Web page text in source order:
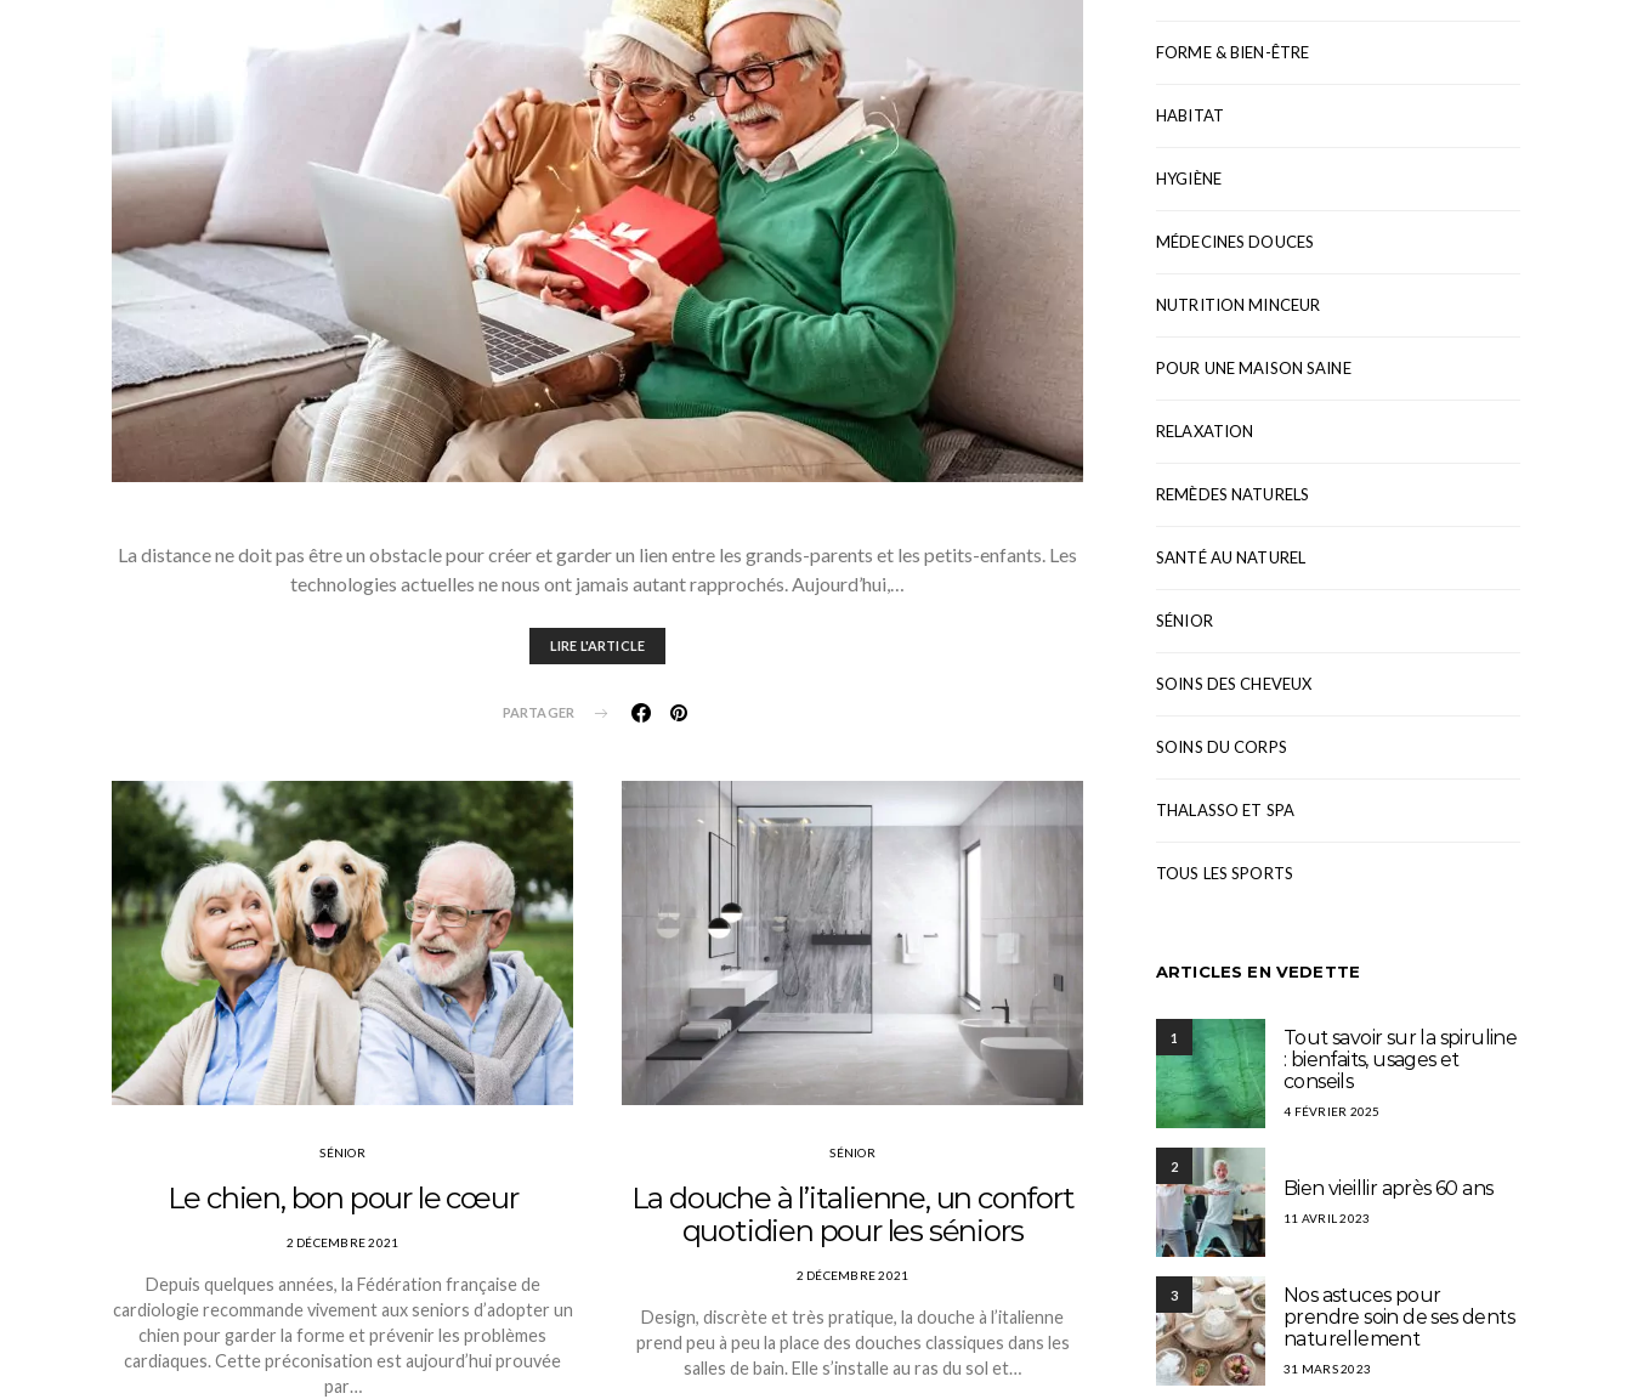
La distance ne doit pas être un obstacle pour créer et garder un lien entre les grands-parents et les petits-enfants. Les
technologies actuelles ne nous ont jamais autant rapprochés. Aujourd’hui,…
LIRE L'ARTICLE
PARTAGER
SÉNIOR
Le chien, bon pour le cœur
2 DÉCEMBRE 2021
Depuis quelques années, la Fédération française de
cardiologie recommande vivement aux seniors d’adopter un
chien pour garder la forme et prévenir les problèmes
cardiaques. Cette préconisation est aujourd’hui prouvée
par…
SÉNIOR
La douche à l’italienne, un confort
quotidien pour les séniors
2 DÉCEMBRE 2021
Design, discrète et très pratique, la douche à l’italienne
prend peu à peu la place des douches classiques dans les
salles de bain. Elle s’installe au ras du sol et…
FORME & BIEN-ÊTRE
HABITAT
HYGIÈNE
MÉDECINES DOUCES
NUTRITION MINCEUR
POUR UNE MAISON SAINE
RELAXATION
REMÈDES NATURELS
SANTÉ AU NATUREL
SÉNIOR
SOINS DES CHEVEUX
SOINS DU CORPS
THALASSO ET SPA
TOUS LES SPORTS
ARTICLES EN VEDETTE
1
Tout savoir sur la spiruline
: bienfaits, usages et
conseils
4 FÉVRIER 2025
2
Bien vieillir après 60 ans
11 AVRIL 2023
3
Nos astuces pour
prendre soin de ses dents
naturellement
31 MARS 2023